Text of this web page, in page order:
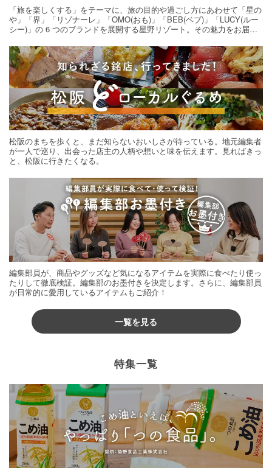
「旅を楽しくする」をテーマに、旅の目的や過ごし方にあわせて「星の
や」「界」「リゾナーレ」「OMO(おも)」「BEB(ベブ)」「LUCY(ルー
シー)」の 6 つのブランドを展開する星野リゾート。その魅力をお届け
松阪のまちを歩くと、まだ知らないおいしさが待っている。地元編集者
が一人で巡り、出会った店主の人柄や想いと味を伝えます。見ればきっ
と、松阪に行きたくなる。
編集部員が、商品やグッズなど気になるアイテムを実際に食べたり使っ
たりして徹底検証。編集部のお墨付きを決定します。さらに、編集部員
が日常的に愛用しているアイテムもご紹介！
一覧を見る
特集一覧